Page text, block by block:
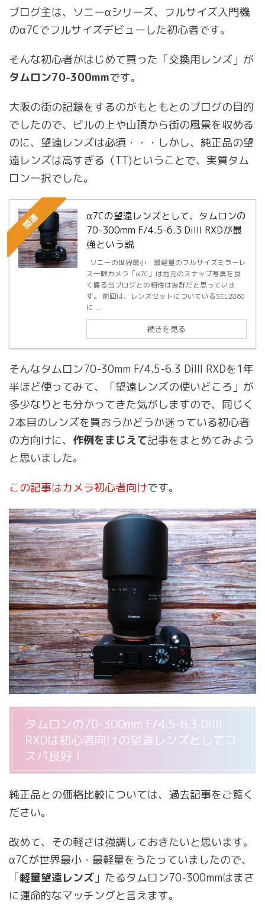
ブログ主は、ソニーαシリーズ、フルサイズ入門機
のα7Cでフルサイズデビューした初心者です。
そんな初心者がはじめて買った「交換用レンズ」が
タムロン70-300mmです。
大阪の街の記録をするのがもともとのブログの目的
でしたので、ビルの上や山頂から街の風景を収める
のに、望遠レンズは必須・・・しかし、純正品の望
遠レンズは高すぎる（TT)ということで、実質タム
ロン一択でした。
関連
α7Cの望遠レンズとして、タムロンの
70-300mm F/4.5-6.3 DiIII RXDが最
強という説
ソニーの世界最小・最軽量のフルサイズミラーレ
ス一眼カメラ「α7C」は地元のスナップ写真を良
く撮る当ブログとの相性は抜群だと思っていま
す。 前回は、レンズセットについているSEL2860
に ...
続きを見る
そんなタムロン70-30mm F/4.5-6.3 DiIII RXDを1年
半ほど使ってみて、「望遠レンズの使いどころ」が
多少なりとも分かってきた気がしますので、同じく
2本目のレンズを買おうかどうか迷っている初心者
の方向けに、 作例をまじえて記事をまとめてみよう
と思いました。
この記事はカメラ初心者向けです。
タムロンの70-300mm F/4.5-6.3 DiIII
RXDは初心者向けの望遠レンズとしてコ
スパ良好！
純正品との価格比較については、過去記事をご覧く
ださい。
改めて、その軽さは強調しておきたいと思います。
α7Cが世界最小・最軽量をうたっていましたので、
「軽量望遠レンズ」たるタムロン70-300mmはまさ
に運命的なマッチングと言えます。